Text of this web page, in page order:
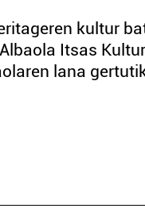
kultur
Itsas
lana